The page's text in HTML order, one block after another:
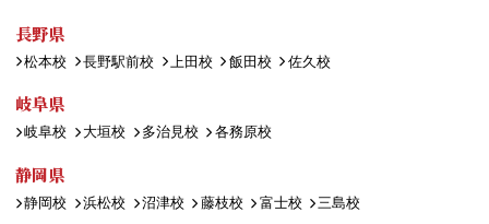
長野県
松本校 長野駅前校 上田校 飯田校 佐久校
岐阜県
岐阜校 大垣校 多治見校 各務原校
静岡県
静岡校 浜松校 沼津校 藤枝校 富士校 三島校